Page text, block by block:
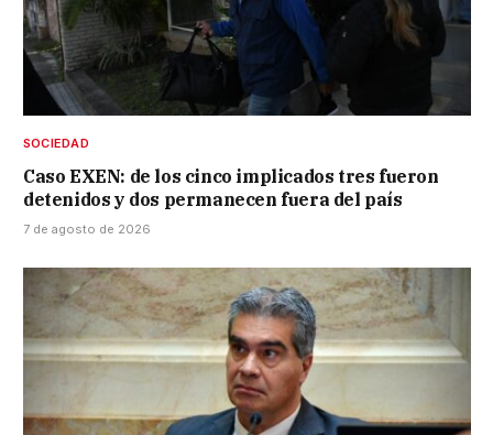
SOCIEDAD
Caso EXEN: de los cinco implicados tres fueron
detenidos y dos permanecen fuera del país
7 de agosto de 2026